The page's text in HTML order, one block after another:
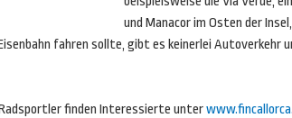
und Manacor im Osten der
fahren sollte, gibt es keinerlei Autoverkehr
finden Interessierte unter